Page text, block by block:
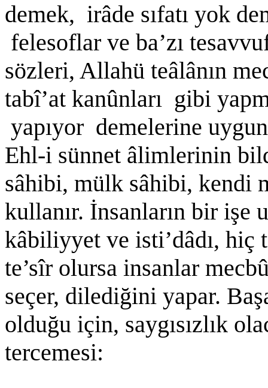
demek, irâde sıfatı yok
felesoflar ve ba’zı
sözleri, Allahü teâlânın
tabî’at kanûnları gibi
yapıyor demelerine
Ehl-i sünnet âlimlerinin
sâhibi, mülk sâhibi, kendi
kullanır. İnsanların bir işe
kâbiliyyet ve isti’dâdı,
te’sîr olursa insanlar
seçer, dilediğini yapar.
olduğu için, saygısızlık
tercemesi: